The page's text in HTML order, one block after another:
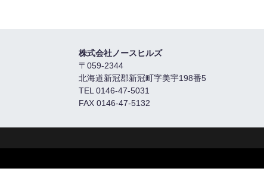
株式会社ノースヒルズ
〒059-2344
北海道新冠郡新冠町字美宇198番5
TEL 0146-47-5031
FAX 0146-47-5132